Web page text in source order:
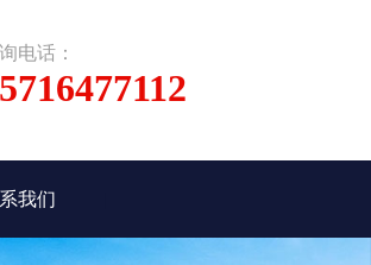
电话：
我们